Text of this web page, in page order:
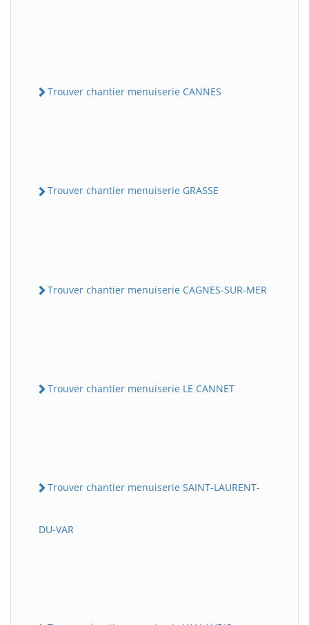
Trouver chantier menuiserie CANNES
Trouver chantier menuiserie GRASSE
Trouver chantier menuiserie CAGNES-SUR-MER
Trouver chantier menuiserie LE CANNET
Trouver chantier menuiserie SAINT-LAURENT-
DU-VAR